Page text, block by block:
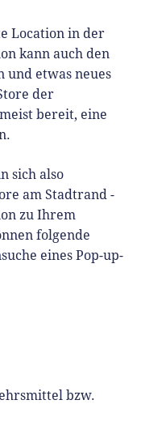
Location in der
kann auch den
und etwas neues
der
bereit, eine
sich also
am Stadtrand -
zu Ihrem
folgende
eines Pop-up-
bzw.